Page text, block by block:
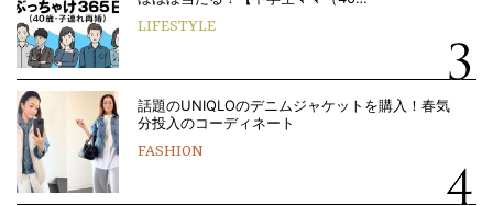
LIFESTYLE
話題のUNIQLOのデニムジャケットを購入！春気
分投入のコーディネート
FASHION